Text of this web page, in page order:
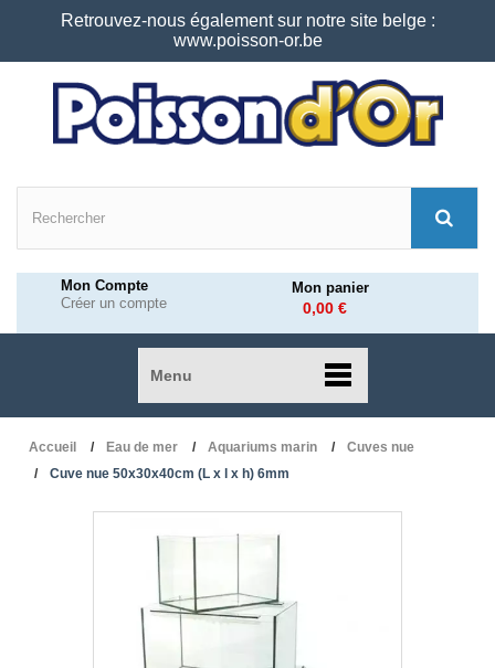
Retrouvez-nous également sur notre site belge :
www.poisson-or.be
Mon Compte
Créer un compte
Mon panier
0,00 €
Menu
Accueil Eau de mer Aquariums marin
Cuves nue
Cuve nue 50x30x40cm (L x l x h) 6mm